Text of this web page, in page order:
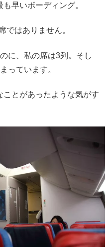
早いボーディング。
ではありません。
に、私の席は3列。そし
っています。
ことがあったような気がす